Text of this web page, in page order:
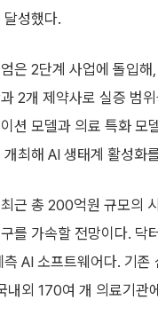
성했다.
은 2단계 사업에 돌입
2개 제약사로 실증 범
션 모델과 의료 특화 모
최해 AI 생태계 활성화
근 총 200억원 규모의
를 가속할 전망이다. 닥
측 AI 소프트웨어다. 기
내외 170여 개 의료기관